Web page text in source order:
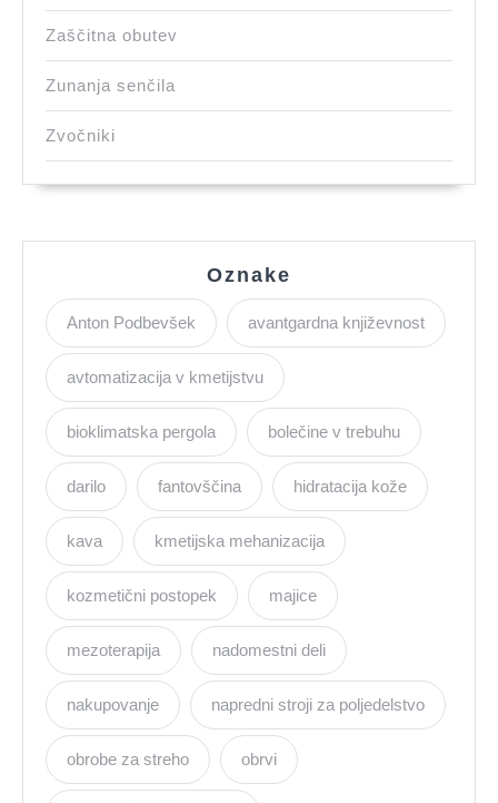
Zaščitna obutev
Zunanja senčila
Zvočniki
Oznake
Anton Podbevšek avantgardna književnost
avtomatizacija v kmetijstvu
bioklimatska pergola bolečine v trebuhu
darilo fantovščina hidratacija kože
kava kmetijska mehanizacija
kozmetični postopek majice
mezoterapija nadomestni deli
nakupovanje napredni stroji za poljedelstvo
obrobe za streho obrvi